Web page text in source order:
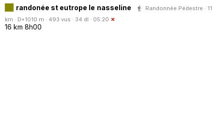
randonée st eutrope le nasseline
Randonnée Pédestre · 11
km · D+1010 m · 493 vus · 34 dl · 05:20
16 km 8h00